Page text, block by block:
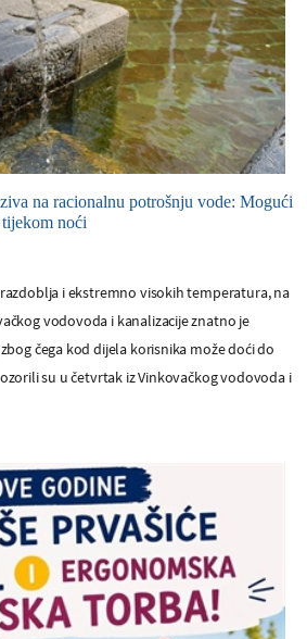
na racionalnu potrošnju vode: Mogući
noći
i ekstremno visokih temperatura, na
vodovoda i kanalizacije znatno je
čega kod dijela korisnika može doći do
su u četvrtak iz Vinkovačkog vodovoda i